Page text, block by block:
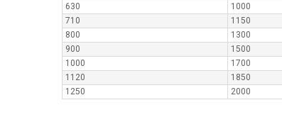
630
1000
710
1150
800
1300
900
1500
1000
1700
1120
1850
1250
2000